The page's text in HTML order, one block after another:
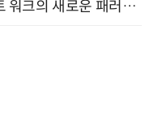
“AI와 함께 일하는 시대 ” - 스마트 워크의 새로운 패러다임 (9/11)